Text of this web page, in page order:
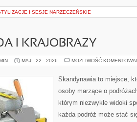
I SESJE NARZECZEŃSKIE
I KRAJOBRAZY
MAJ - 22 - 2026 MOŻLIWOŚĆ
Skandynawia to miejsce,
osoby marzące o
którym niezwykłe widoki
każda podróż może stać